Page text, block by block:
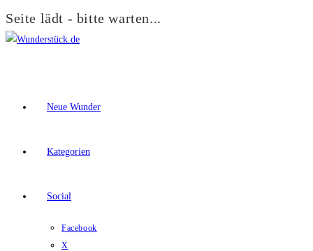
Seite lädt - bitte warten...
Zum
Neue Wunder
Kategorien
Social
Facebook
X